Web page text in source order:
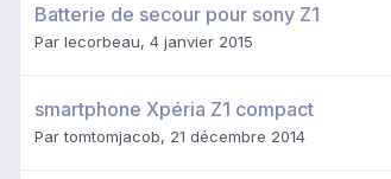
Batterie de secour pour sony Z1
Par lecorbeau, 4 janvier 2015
smartphone Xpéria Z1 compact
Partomtomjacob, 21 décembre 2014